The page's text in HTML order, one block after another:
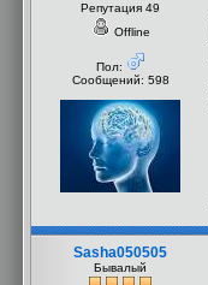
Репутация 49
Offline
Пол:
Сообщений: 598
Sasha050505
Бывалый